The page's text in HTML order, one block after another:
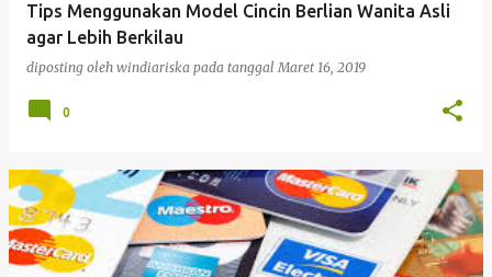
Tips Menggunakan Model Cincin Berlian Wanita Asli
agar Lebih Berkilau
diposting oleh windiariska pada tanggalMaret 16, 2019
0